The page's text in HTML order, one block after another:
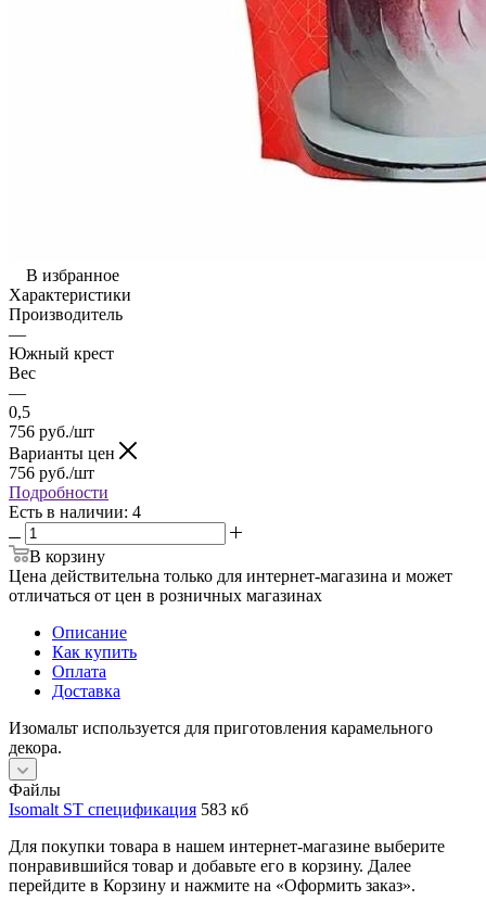
В избранное
Характеристики
Производитель
—
Южный крест
Вес
—
0,5
756 руб./шт
Варианты цен
756 руб./шт
Подробности
Есть в наличии: 4
В корзину
Цена действительна только для интернет-магазина и может
отличаться от цен в розничных магазинах
Описание
Как купить
Оплата
Доставка
Изомальт используется для приготовления карамельного
декора.
Файлы
Isomalt ST спецификация 583 кб
Для покупки товара в нашем интернет-магазине выберите
понравившийся товар и добавьте его в корзину. Далее
перейдите в Корзину и нажмите на «Оформить заказ».